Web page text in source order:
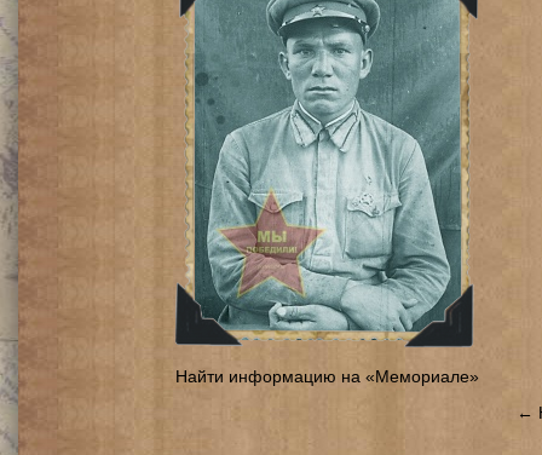
Найти информацию на «Мемориале»
←